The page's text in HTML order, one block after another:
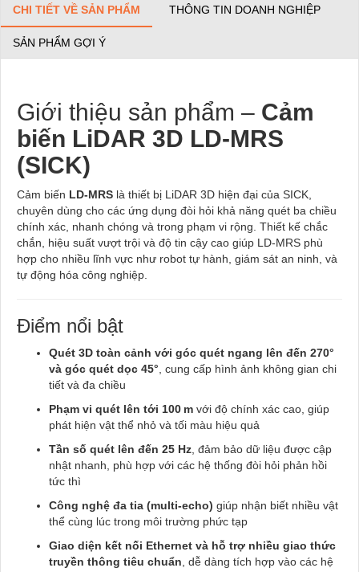
CHI TIẾT VỀ SẢN PHẨM THÔNG TIN DOANH NGHIỆP
SẢN PHẨM GỢI Ý
Giới thiệu sản phẩm – Cảm
biến LiDAR 3D LD-MRS
(SICK)
Cảm biến LD-MRS là thiết bị LiDAR 3D hiện đại của SICK,
chuyên dùng cho các ứng dụng đòi hỏi khả năng quét ba chiều
chính xác, nhanh chóng và trong phạm vi rộng. Thiết kế chắc
chắn, hiệu suất vượt trội và độ tin cậy cao giúp LD-MRS phù
hợp cho nhiều lĩnh vực như robot tự hành, giám sát an ninh, và
tự động hóa công nghiệp.
Điểm nổi bật
Quét 3D toàn cảnh với góc quét ngang lên đến 270°
và góc quét dọc 45° , cung cấp hình ảnh không gian chi
tiết và đa chiều
Phạm vi quét lên tới 100 m với độ chính xác cao, giúp
phát hiện vật thể nhỏ và tối màu hiệu quả
Tần số quét lên đến 25 Hz , đảm bảo dữ liệu được cập
nhật nhanh, phù hợp với các hệ thống đòi hỏi phản hồi
tức thì
Công nghệ đa tia (multi-echo) giúp nhận biết nhiều vật
thể cùng lúc trong môi trường phức tạp
Giao diện kết nối Ethernet và hỗ trợ nhiều giao thức
truyền thông tiêu chuẩn , dễ dàng tích hợp vào các hệ